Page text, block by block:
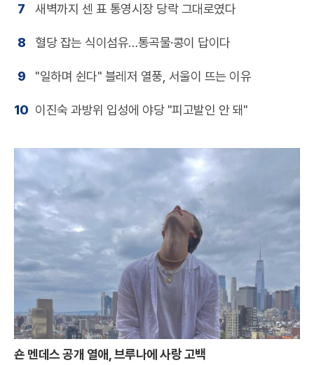
7 새벽까지 센 표 통영시장 당락 그대로였다
8 혈당 잡는 식이섬유…통곡물·콩이 답이다
9 "일하며 쉰다" 블레저 열풍, 서울이 뜨는 이유
10 이진숙 과방위 입성에 야당 "피고발인 안 돼"
숀 멘데스 공개 열애, 브루나에 사랑 고백